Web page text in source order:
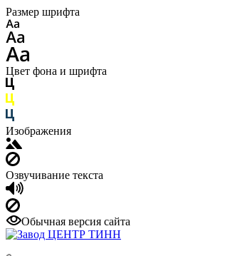
Размер шрифта
Цвет фона и шрифта
Изображения
Озвучивание текста
Обычная версия сайта